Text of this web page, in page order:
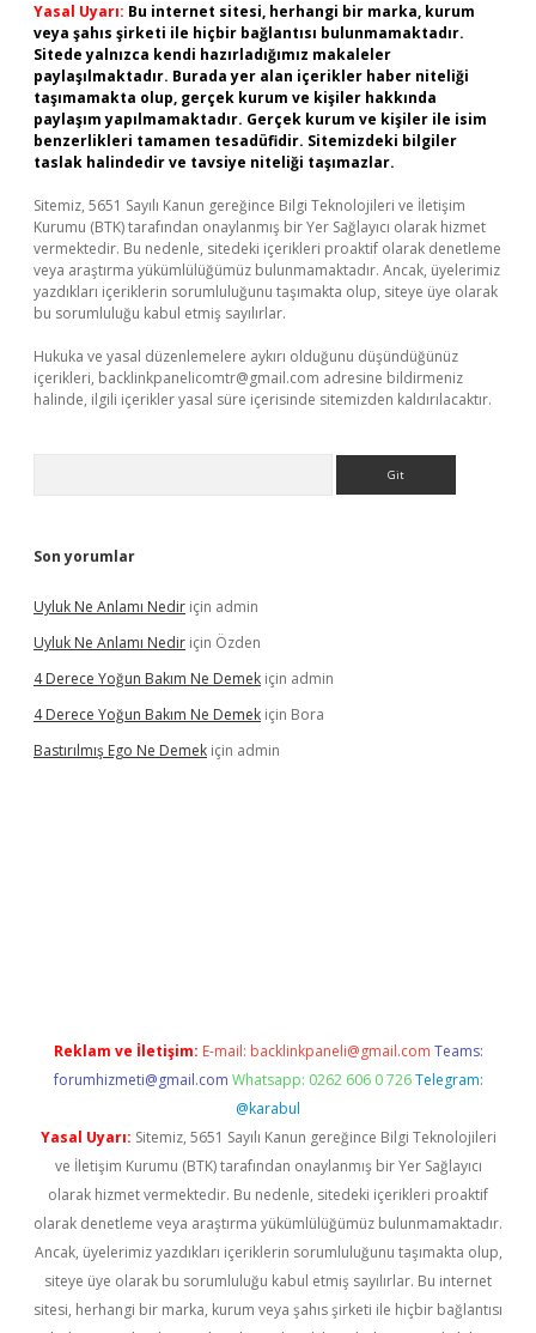
Yasal Uyarı: Bu internet sitesi, herhangi bir marka, kurum
veya şahıs şirketi ile hiçbir bağlantısı bulunmamaktadır.
Sitede yalnızca kendi hazırladığımız makaleler
paylaşılmaktadır. Burada yer alan içerikler haber niteliği
taşımamakta olup, gerçek kurum ve kişiler hakkında
paylaşım yapılmamaktadır. Gerçek kurum ve kişiler ile isim
benzerlikleri tamamen tesadüfidir. Sitemizdeki bilgiler
taslak halindedir ve tavsiye niteliği taşımazlar.
Sitemiz, 5651 Sayılı Kanun gereğince Bilgi Teknolojileri ve İletişim
Kurumu (BTK) tarafından onaylanmış bir Yer Sağlayıcı olarak hizmet
vermektedir. Bu nedenle, sitedeki içerikleri proaktif olarak denetleme
veya araştırma yükümlülüğümüz bulunmamaktadır. Ancak, üyelerimiz
yazdıkları içeriklerin sorumluluğunu taşımakta olup, siteye üye olarak
bu sorumluluğu kabul etmiş sayılırlar.
Hukuka ve yasal düzenlemelere aykırı olduğunu düşündüğünüz
içerikleri, backlinkpanelicomtr@gmail.com adresine bildirmeniz
halinde, ilgili içerikler yasal süre içerisinde sitemizden kaldırılacaktır.
Son yorumlar
Uyluk Ne Anlamı Nedir için admin
Uyluk Ne Anlamı Nedir için Özden
4 Derece Yoğun Bakım Ne Demek için admin
4 Derece Yoğun Bakım Ne Demek için Bora
Bastırılmış Ego Ne Demek için admin
Reklam ve İletişim: E-mail: backlinkpaneli@gmail.com Teams:
forumhizmeti@gmail.com Whatsapp: 0262 606 0 726 Telegram:
@karabul
Yasal Uyarı: Sitemiz, 5651 Sayılı Kanun gereğince Bilgi Teknolojileri
ve İletişim Kurumu (BTK) tarafından onaylanmış bir Yer Sağlayıcı
olarak hizmet vermektedir. Bu nedenle, sitedeki içerikleri proaktif
olarak denetleme veya araştırma yükümlülüğümüz bulunmamaktadır.
Ancak, üyelerimiz yazdıkları içeriklerin sorumluluğunu taşımakta olup,
siteye üye olarak bu sorumluluğu kabul etmiş sayılırlar. Bu internet
sitesi, herhangi bir marka, kurum veya şahıs şirketi ile hiçbir bağlantısı